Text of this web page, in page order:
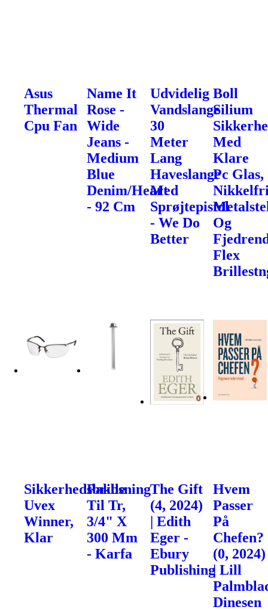
Asus
Thermal
Cpu Fan
Name It
Rose -
Wide
Jeans -
Medium
Blue
Denim/Heart
- 92 Cm
Udvidelig
Vandslange
30
Meter
Lang
Haveslange
Med
Sprøjtepistol
- We Do
Better
Boll
Silium
Med
Klare
Pc Glas,
Og
Flex
Sikkerhedsbrille
Uvex
Winner,
Klar
Pakbsning
Til Tr,
3/4" X
300 Mm
- Karfa
The Gift
(4, 2024)
| Edith
Eger -
Ebury
Publishing
Hvem
Passer
På
Chefen?
(0, 2024)
| Lill
Dinesen